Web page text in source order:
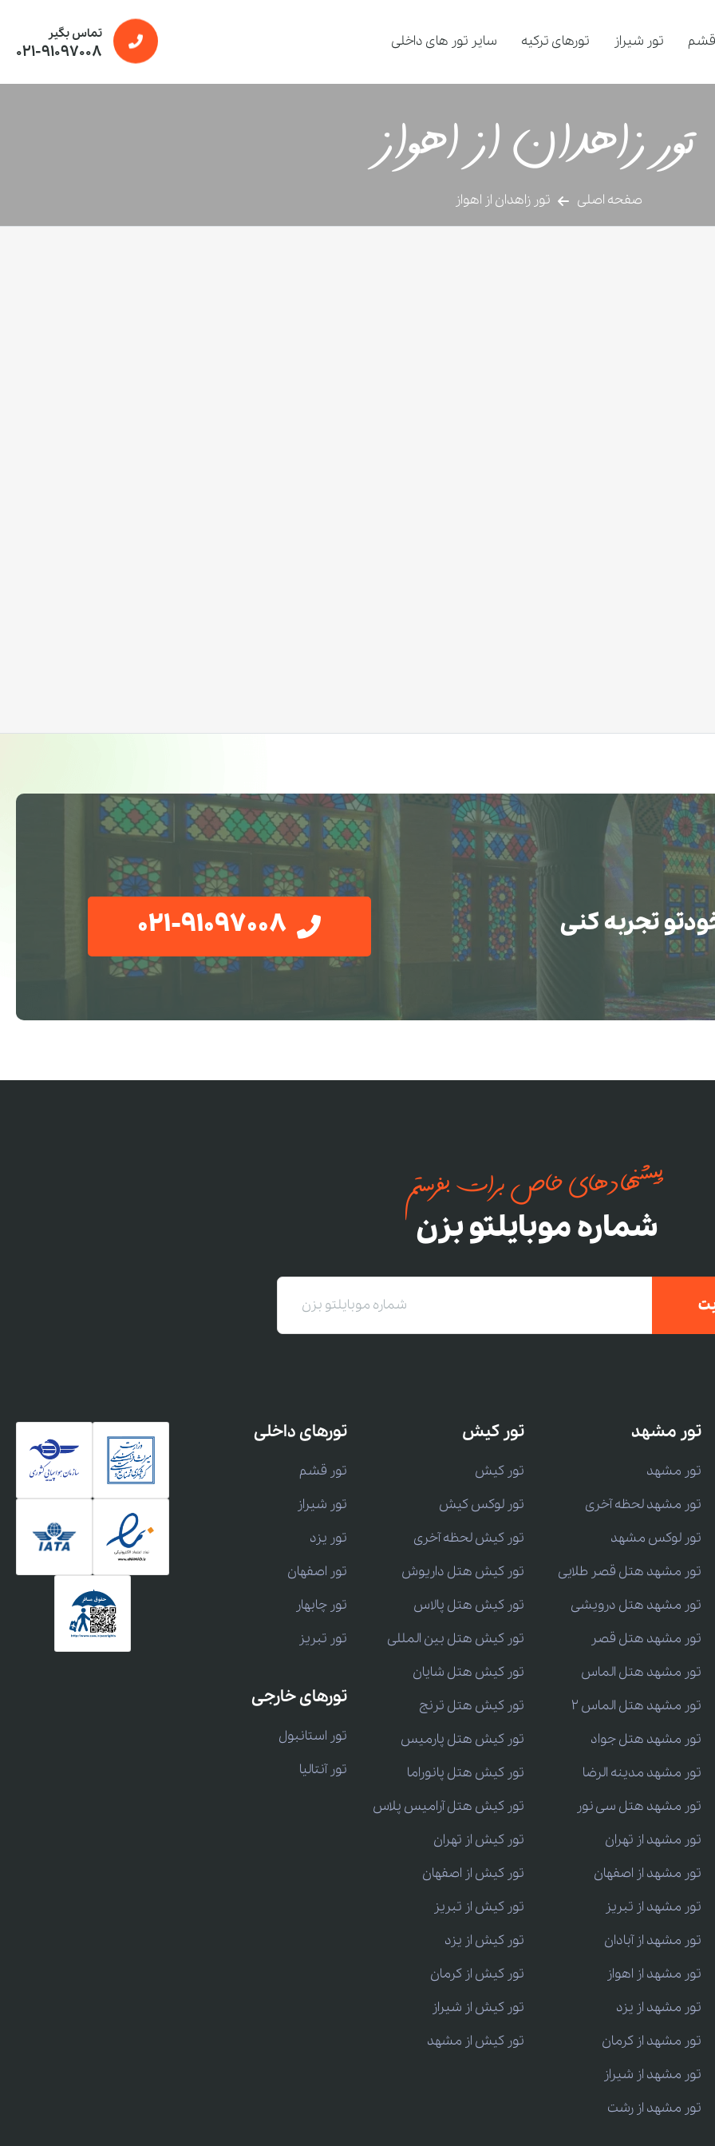
قشم تور شیراز تورهای ترکیه سایر تور های داخلی تماس بگیر
021-91097008
تور زاهدان از اهواز
صفحه اصلی تور زاهدان از اهواز
تجربه کنی 021-91097008
پیشنهادهای خاص برات بفرستم
شماره موبایلتو بزن
تور مشهد
تور مشهد
تور مشهد لحظه آخری
تور لوکس مشهد
تور مشهد هتل قصر طلایی
تور مشهد هتل درویشی
تور مشهد هتل قصر
تور مشهد هتل الماس
تور مشهد هتل الماس 2
تور مشهد هتل جواد
تور مشهد مدینه الرضا
تور مشهد هتل سی نور
تور مشهد از تهران
تور مشهد از اصفهان
تور مشهد از تبریز
تور مشهد از آبادان
تور مشهد از اهواز
تور مشهد از یزد
تور مشهد از کرمان
تور مشهد از شیراز
تور مشهد از رشت
تور کیش
تور کیش
تور لوکس کیش
تور کیش لحظه آخری
تور کیش هتل داریوش
تور کیش هتل پالاس
تور کیش هتل بین المللی
تور کیش هتل شایان
تور کیش هتل ترنج
تور کیش هتل پارمیس
تور کیش هتل پانوراما
تور کیش هتل آرامیس پلاس
تور کیش از تهران
تور کیش از اصفهان
تور کیش از تبریز
تور کیش از یزد
تور کیش از کرمان
تور کیش از شیراز
تور کیش از مشهد
تورهای داخلی
تور قشم
تور شیراز
تور یزد
تور اصفهان
تور چابهار
تور تبریز
تورهای خارجی
تور استانبول
تور آنتالیا